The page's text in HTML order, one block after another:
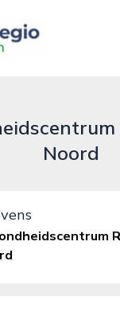
Noord